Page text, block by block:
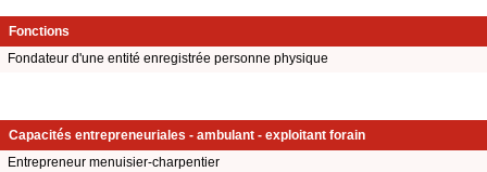
Fonctions
Fondateur d'une entité enregistrée personne physique
Capacités entrepreneuriales - ambulant - exploitant forain
Entrepreneur menuisier-charpentier